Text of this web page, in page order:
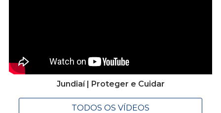
Jundiaí | Proteger e Cuidar
TODOS OS VÍDEOS